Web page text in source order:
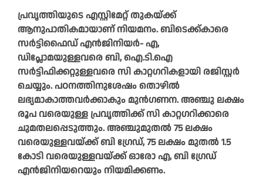
പ്രവൃത്തിയുടെ എസ്റ്റിമേറ്റ് തുകയ്‌ക്ക്
ആനുപാതികമായാണ്‌ നിയമനം. ബിടെക്ക്‌കാരെ
സർട്ടിഫൈഡ് എൻജിനിയർ- എ,
ഡിപ്ലോമയുള്ളവരെ ബി, ഐ.ടി.ഐ
സർട്ടിഫിക്കറ്റുള്ളവരെ സി കാറ്റഗറികളായി രജിസ്റ്റർ
ചെയ്യും. പഠനത്തിനുശേഷം തൊഴിൽ
ലഭ്യമാകാത്തവർക്കാകും മുൻഗണന. അഞ്ചു ലക്ഷം
രൂപ വരെയുള്ള പ്രവൃത്തിക്ക്‌ സി കാറ്റഗറിക്കാരെ
ചുമതലപ്പെടുത്തും. അഞ്ചുമുതൽ 75 ലക്ഷം
വരെയുള്ളവയ്‌ക്ക്‌ ബി ഗ്രേഡ്, 75 ലക്ഷം മുതൽ 1.5
കോടി വരെയുള്ളവയ്‌ക്ക് ഓരോ എ, ബി ഗ്രേഡ്
എൻജിനിയറെയും നിയമിക്കണം.